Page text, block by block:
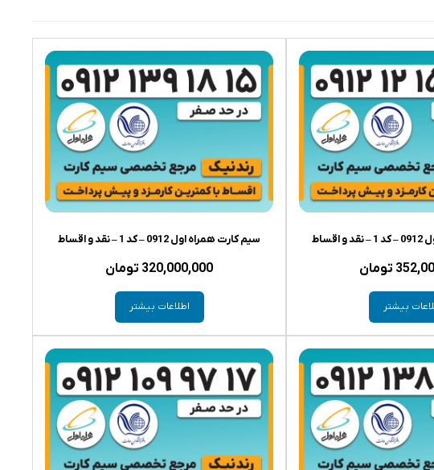
تومان
بیشتر
سیم کارت همراه اول 0912 – کد 1 – نقد و اقساط
320,000,000 تومان
اطلاعات بیشتر